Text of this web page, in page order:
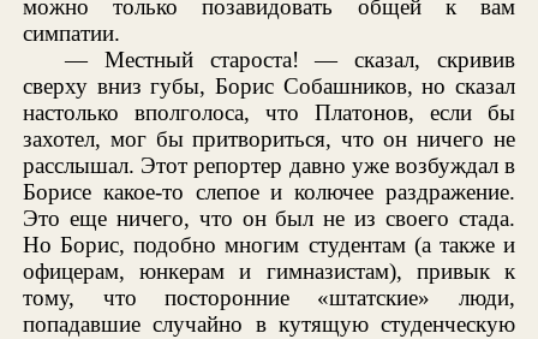
можно только позавидовать общей к вам
симпатии.
— Местный староста! — сказал, скривив
сверху вниз губы, Борис Собашников, но сказал
настолько вполголоса, что Платонов, если бы
захотел, мог бы притвориться, что он ничего не
расслышал. Этот репортер давно уже возбуждал в
Борисе какое-то слепое и колючее раздражение.
Это еще ничего, что он был не из своего стада.
Но Борис, подобно многим студентам (а также и
офицерам, юнкерам и гимназистам), привык к
тому, что посторонние «штатские» люди,
попадавшие случайно в кутящую студенческую